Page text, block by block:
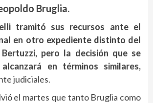
Bruglia.
tramitó sus recursos ante el
en otro expediente distinto del
pero la decisión que se
en términos similares,
judiciales.
el martes que tanto Bruglia como